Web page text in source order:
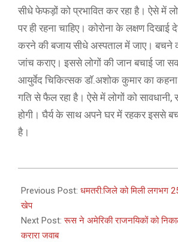
सीधे फेफड़ों को प्रभावित कर रहा है। ऐसे में
पर ही रहना चाहिए। कोरोना के लक्षण
करने की बजाय सीधे अस्पताल में जाए। बचने
जांच कराए। इससे लोगों की जान बचाई जा
आयुर्वेद चिकित्सक डाॅ.अशोक कुमार का कहना
गति से फैल रहा है। ऐसे में लोगों को सावधानी,
होगी। घैर्य के साथ अपने घर में रहकर इससे
है।
04-
17
Previous Post: धमतरी:जिले को मिली लगभग
खेप
Next Post:रूस ने अमेरिकी राजनयिकों को
करारा जवाब